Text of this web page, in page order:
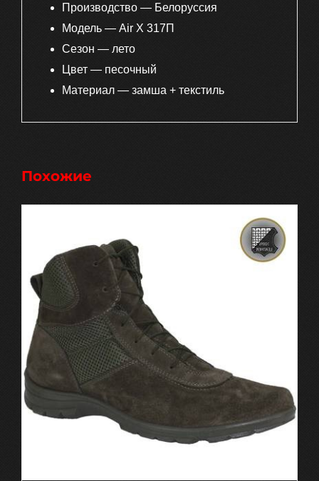
Производство — Белоруссия
Модель — Air Х 317П
Сезон — лето
Цвет — песочный
Материал — замша + текстиль
Похожие